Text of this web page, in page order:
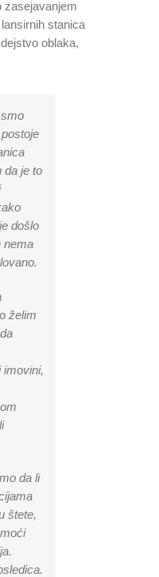
zasejavanjem
stanica
oblaka,
da je to
došlo
nema
želim
imovini,
da li
štete,